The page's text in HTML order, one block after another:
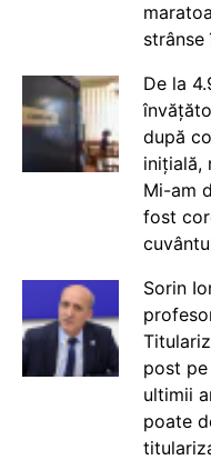
De la
după
inițială,
Mi-am
fost
Sorin
post
ultimii
poate